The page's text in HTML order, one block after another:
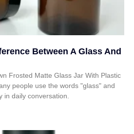
Between A Glass And
Frosted Matte Glass Jar With Plastic
people use the words "glass" and
in daily conversation.